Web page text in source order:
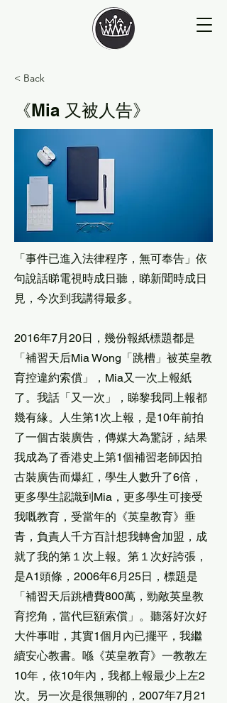
< Back
《Mia 又被人告》
「事件已進入法律程序，無可奉告」依
句說話睇電視時成日聽，睇新聞時成日
見，今次到我講得最多。
2016年7月20日，幾份報紙標題都是
「補習天后Mia Wong「跳槽」被英皇教
育控違約索償」，Mia又一次上報紙
了。我話「又一次」，睇黎我同上報都
幾有緣。人生第1次上報，是10年前拍
了一個古裝廣告，傳媒大為驚訝，結果
我成為了香港史上第1個補習老師因拍
古裝廣告而爆紅，學生人數升了6倍，
更多學生認識到Mia，更多學生可接受
我嘅教育，受當年的《英皇教育》垂
青，負責人千方百計想我轉會加盟，成
就了我的第１次上報。第１次好誇張，
是A1頭條，2006年6月25日，標題是
「補習天后跳槽費800萬，勁敵英皇教
育挖角，當代巨額索償」。聽落好次好
大件事咁，其實1個月內已擺平，我繼
續安心教書。喺《英皇教育》一教教左
10年，依10年內，我都上報最少上左2
次。另一次是很無聊的，2007年7月21